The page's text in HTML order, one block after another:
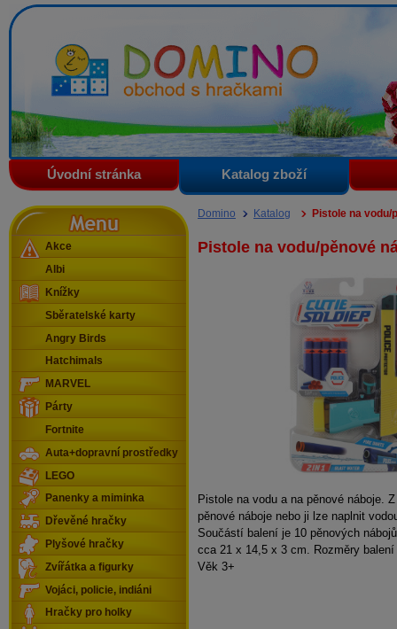
Domino - obchod s hračkami
Úvodní stránka Katalog zboží
Domino Katalog Pistole na vodu/
Pistole na vodu/pěnové
Pistole na vodu a na pěnové náboje.
pěnové náboje nebo ji lze naplnit
Součástí balení je 10 pěnových
cca 21 x 14,5 x 3 cm. Rozměry
Věk 3+
Menu
Akce
Albi
Knížky
Sběratelské karty
Angry Birds
Hatchimals
MARVEL
Párty
Fortnite
Auta+dopravní prostředky
LEGO
Panenky a miminka
Dřevěné hračky
Plyšové hračky
Zvířátka a figurky
Vojáci, policie, indiáni
Hračky pro holky